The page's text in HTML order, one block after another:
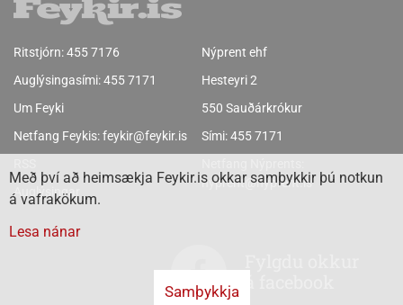
Ritstjórn:455 7176
Auglýsingasími:455 7171
Um Feyki
Netfang Feykis:feykir@feykir.is
Auglýsingar
Nýprent ehf
Hesteyri 2
550 Sauðárkrókur
Sími:455 7171
nyprent@nyprent.is
Með því að heimsækja Feykir.is okkar samþykkir þú notkun
á vafrakökum.
Lesa nánar
Samþykkja